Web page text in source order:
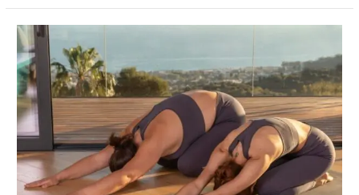
Los
mejores
ejercicios
de
yoga
para
la
ciática: